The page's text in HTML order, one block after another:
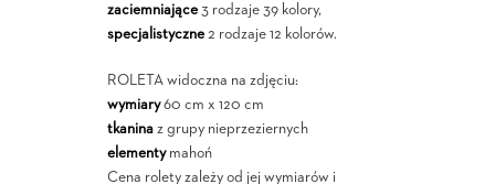
zaciemniające3 rodzaje 39 kolory,
specjalistyczne2 rodzaje 12 kolorów.
ROLETA widoczna na zdjęciu:
wymiary60 cm x 120 cm
tkaninaz grupy nieprzeziernych
elementymahoń
Cena rolety zależy od jej wymiarów i